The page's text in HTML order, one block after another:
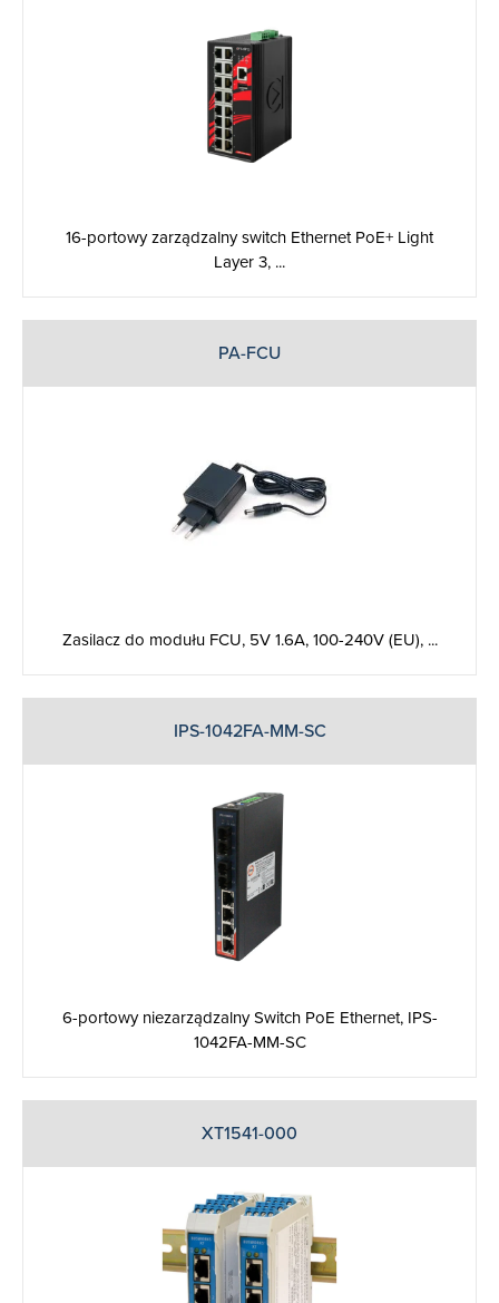
16-portowy zarządzalny switch Ethernet PoE+ Light
Layer 3, ...
PA-FCU
Zasilacz do modułu FCU, 5V 1.6A, 100-240V (EU), ...
IPS-1042FA-MM-SC
6-portowy niezarządzalny Switch PoE Ethernet, IPS-
1042FA-MM-SC
XT1541-000